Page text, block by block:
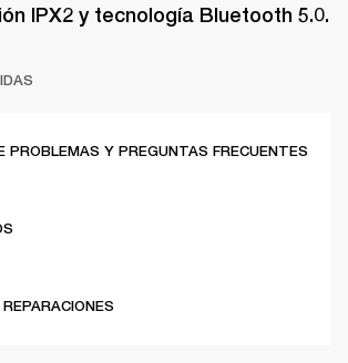
IPX2 y tecnología Bluetooth 5.0.
PROBLEMAS Y PREGUNTAS FRECUENTES